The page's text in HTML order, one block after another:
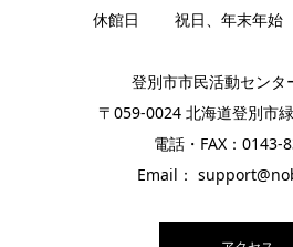
休館日 祝日、年末年始（
登別市市民活動センタ
〒059-0024 北海道登別市
電話・FAX：0143-
Email：